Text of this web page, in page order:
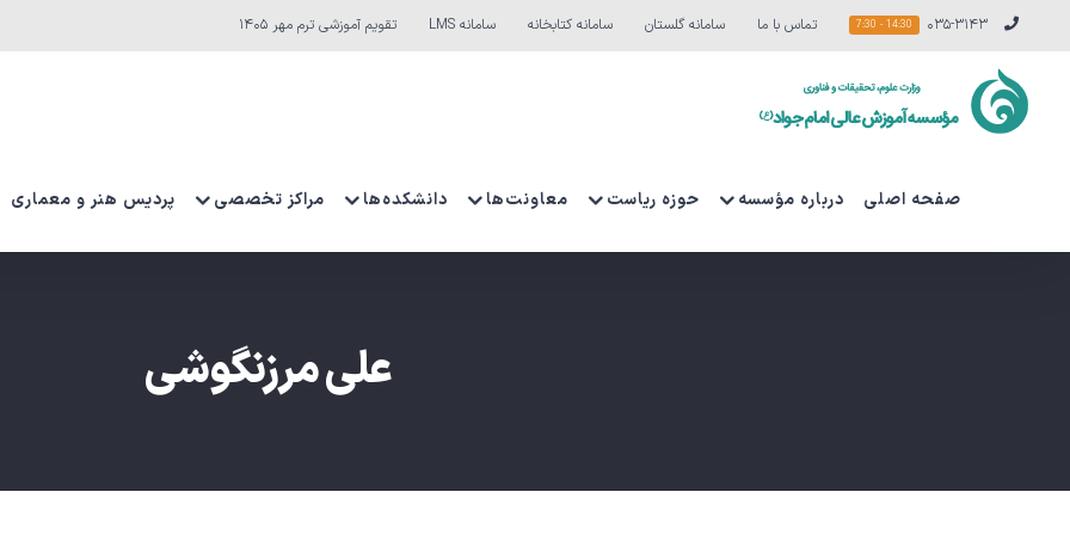
content
۰۳۵-۳۱۴۳ 14:30 - 7:30 تماس با ما سامانه گلستان سامانه کتابخانه سامانه LMS تقویم آموزشی ترم مهر ۱۴۰۵
صفحه اصلی درباره مؤسسه حوزه ریاست معاونت‌ها دانشکده‌ها مراکز تخصصی پردیس هنر و معماری
علی مرزنگوشی